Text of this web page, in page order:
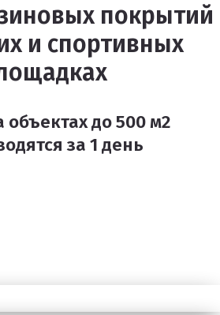
покрытий
и спортивных
объектахдо 500 м2
за 1 день